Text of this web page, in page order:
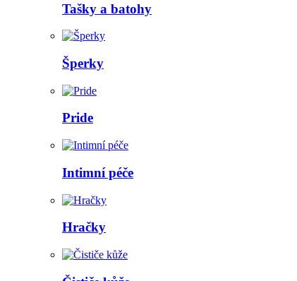
Tašky a batohy
Šperky
Pride
Intimní péče
Hračky